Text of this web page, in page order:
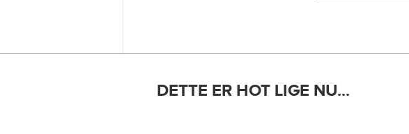
DETTE ER HOT LIGE NU...